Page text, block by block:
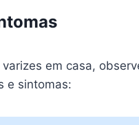
em casa,
e sintomas: